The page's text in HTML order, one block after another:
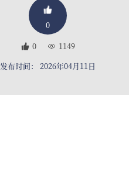
0
0
1149
发布时间： 2026年04月11日